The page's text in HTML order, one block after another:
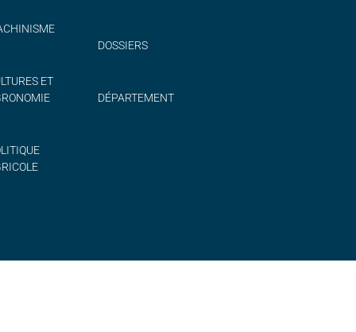
ET
DOSSIERS
DÉPARTEMENT